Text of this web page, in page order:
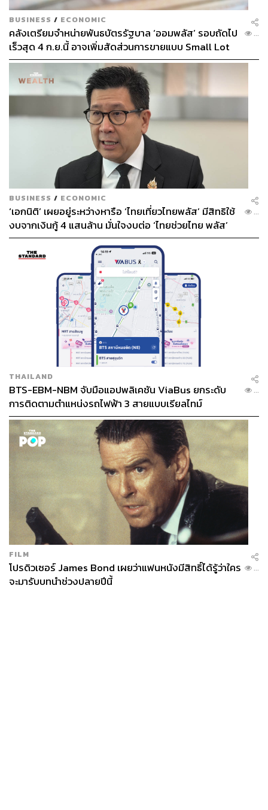
BUSINESS / ECONOMIC
คลังเตรียมจำหน่ายพันธบัตรรัฐบาล ‘ออมพลัส’ รอบถัดไป
เร็วสุด 4 ก.ย.นี้ อาจเพิ่มสัดส่วนการขายแบบ Small Lot
First มากขึ้น
...
BUSINESS / ECONOMIC
‘เอกนิติ’ เผยอยู่ระหว่างหารือ ‘ไทยเที่ยวไทยพลัส’ มีสิทธิใช้
งบจากเงินกู้ 4 แสนล้าน มั่นใจงบต่อ ‘ไทยช่วยไทย พลัส’
เฟส 2 มีเพียงพอ
...
THAILAND
BTS-EBM-NBM จับมือแอปพลิเคชัน ViaBus ยกระดับ
การติดตามตำแหน่งรถไฟฟ้า 3 สายแบบเรียลไทม์
...
FILM
โปรดิวเซอร์ James Bond เผยว่าแฟนหนังมีสิทธิ์ได้รู้ว่าใคร
จะมารับบทนำช่วงปลายปีนี้
...